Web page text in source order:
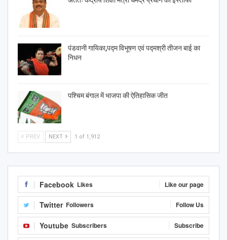
पंडवानी गायिका,पद्म विभूषण एवं पद्मश्री तीजन बाई का
निधन
पश्चिम बंगाल में भाजपा की ऐतिहासिक जीत
PREV NEXT 1 of 1,912
Facebook Likes Like our page
Twitter Followers Follow Us
Youtube Subscribers Subscribe